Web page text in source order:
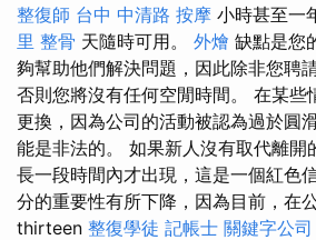
整復師 台中 中清路 按摩 小時甚至一
里 整骨 天隨時可用。 外燴 缺點是您
夠幫助他們解決問題，因此除非您聘
否則您將沒有任何空閒時間。 在某些
更換，因為公司的活動被認為過於圓
能是非法的。 如果新人沒有取代離開
長一段時間內才出現，這是一個紅色
分的重要性有所下降，因為目前，在
thirteen 整復學徒 記帳士 關鍵字公司